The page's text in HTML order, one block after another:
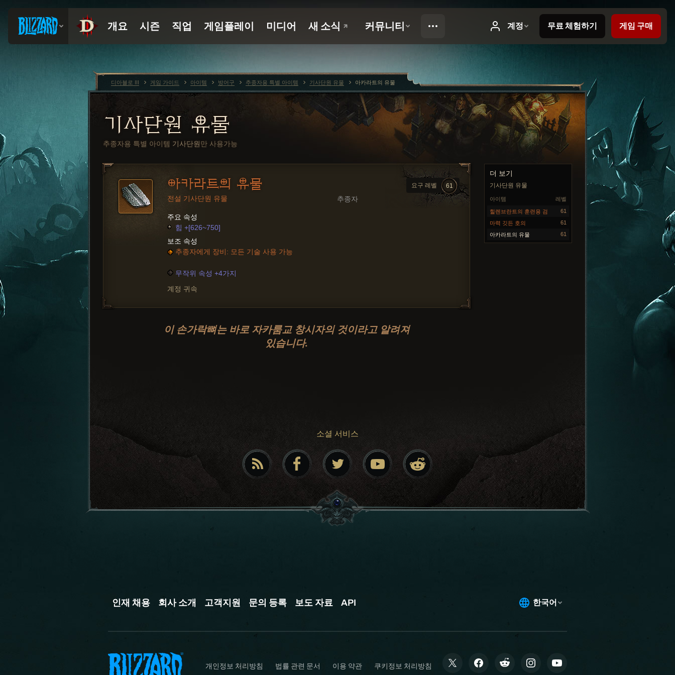
기사단원 유물
추종자용 특별 아이템 기사단원 만 사용가능
더 보기
기사단원 유물
레벨
아이템
힐렌브란트의 훈련용 검 61
마력 깃든 호의 61
아카라트의 유물 61
요구 레벨 61
아카라트의 유물
추종자
전설 기사단원 유물
주요 속성
힘 +[626~750]
보조 속성
추종자에게 장비: 모든 기술 사용 가능
무작위 속성 +4가지
계정 귀속
이 손가락뼈는 바로 자카룸교 창시자의 것이라고 알려져
있습니다.
소셜 서비스
디아블로 III 게임 가이드 아이템 방어구 추종자용 특별 아이템 기사단원 유물 아카라트의 유물